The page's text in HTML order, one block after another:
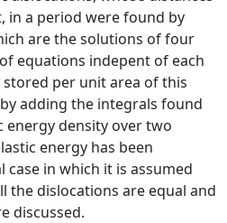
a period were found by
are the solutions of four
equations indepent of each
stored per unit area of this
adding the integrals found
density over two
energy has been
in which it is assumed
the dislocations are equal and
discussed.